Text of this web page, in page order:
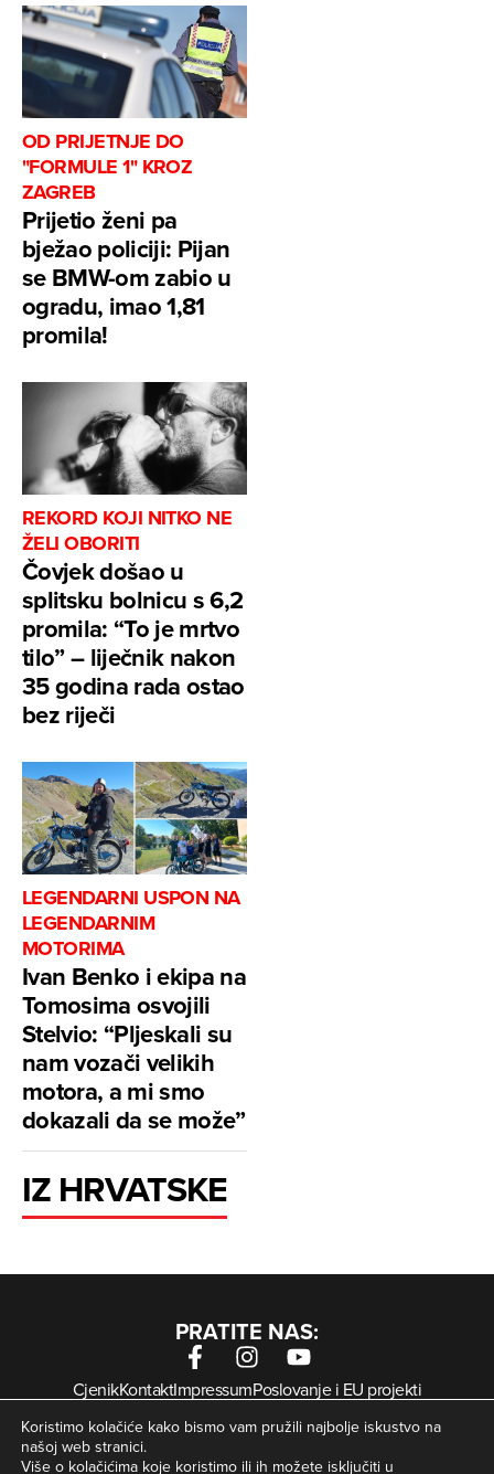
OD PRIJETNJE DO
"FORMULE 1" KROZ
ZAGREB
Prijetio ženi pa
bježao policiji: Pijan
se BMW-om zabio u
ogradu, imao 1,81
promila!
REKORD KOJI NITKO NE
ŽELI OBORITI
Čovjek došao u
splitsku bolnicu s 6,2
promila: “To je mrtvo
tilo” – liječnik nakon
35 godina rada ostao
bez riječi
LEGENDARNI USPON NA
LEGENDARNIM
MOTORIMA
Ivan Benko i ekipa na
Tomosima osvojili
Stelvio: “Pljeskali su
nam vozači velikih
motora, a mi smo
dokazali da se može”
IZ HRVATSKE
PRATITE NAS:
CjenikKontaktImpressumPoslovanje i EU projekti
Arhiva digitalnih novina
Uvjeti korištenjaZaštita privatnosti
Kolačići
Koristimo kolačiće kako bismo vam pružili najbolje iskustvo na
našoj web stranici.
Više o kolačićima koje koristimo ili ih možete isključiti u